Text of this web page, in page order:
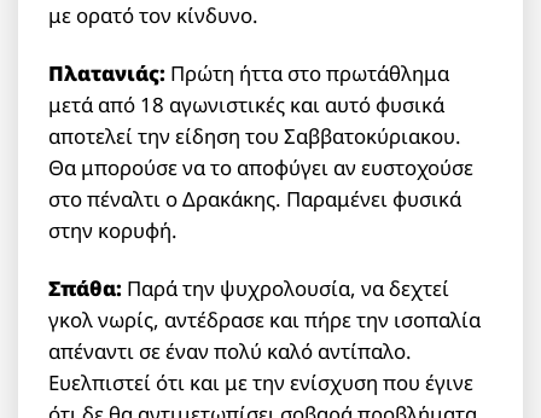
με ορατό τον κίνδυνο.
Πλατανιάς: Πρώτη ήττα στο πρωτάθλημα
μετά από 18 αγωνιστικές και αυτό φυσικά
αποτελεί την είδηση του Σαββατοκύριακου.
Θα μπορούσε να το αποφύγει αν ευστοχούσε
στο πέναλτι ο Δρακάκης. Παραμένει φυσικά
στην κορυφή.
Σπάθα: Παρά την ψυχρολουσία, να δεχτεί
γκολ νωρίς, αντέδρασε και πήρε την ισοπαλία
απέναντι σε έναν πολύ καλό αντίπαλο.
Ευελπιστεί ότι και με την ενίσχυση που έγινε